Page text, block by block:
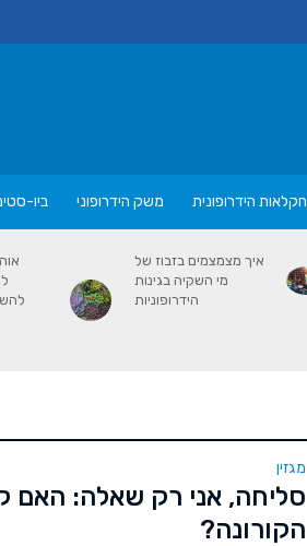
חקלאות הידרופונית משק הידרופוני ביו-
איך מצמצמים בזבוז של
מי השקיה בגינות
הידרופוניות
מגזין
סליחה, אני רק שאלה: האם
הקורונה?